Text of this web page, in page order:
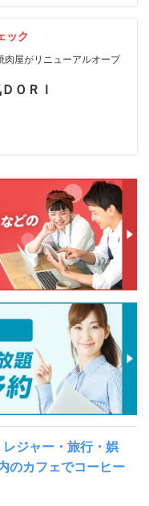
ック
肉屋がリニューアルオープ
ＯＲＩ
ジャー・旅行・娯
のカフェでコーヒー